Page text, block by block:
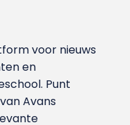
voor nieuws
en
Punt
Avans